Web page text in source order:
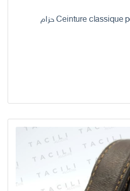
Ceinture classique pour homme noir C06N حزام